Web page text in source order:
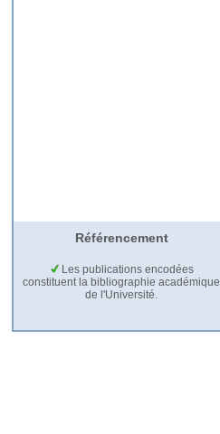
Référencement
Les publications encodées
constituent la bibliographie académique
de l'Université.